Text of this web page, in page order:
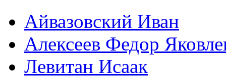
Айвазовский Иван
Алексеев Федор
Левитан Исаак